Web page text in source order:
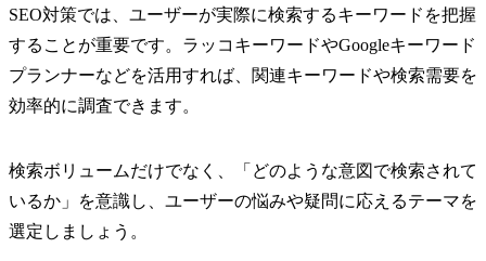
SEO対策では、ユーザーが実際に検索するキーワードを把握
することが重要です。ラッコキーワードやGoogleキーワード
プランナーなどを活用すれば、関連キーワードや検索需要を
効率的に調査できます。
検索ボリュームだけでなく、「どのような意図で検索されて
いるか」を意識し、ユーザーの悩みや疑問に応えるテーマを
選定しましょう。